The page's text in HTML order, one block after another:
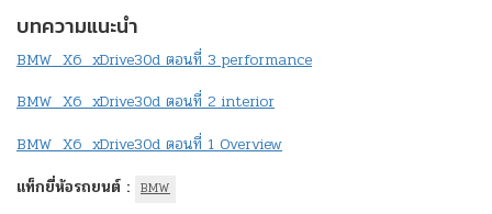
บทความแนะนำ
BMW X6 xDrive30d ตอนที่ 3 performance
BMW X6 xDrive30d ตอนที่ 2 interior
BMW X6 xDrive30d ตอนที่ 1 Overview
แท็กยี่ห้อรถยนต์ : BMW